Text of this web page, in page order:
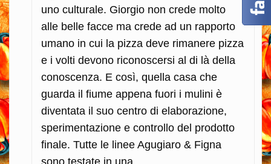
uno culturale. Giorgio non crede molto
alle belle facce ma crede ad un rapporto
umano in cui la pizza deve rimanere pizza
e i volti devono riconoscersi al di là della
conoscenza. E così, quella casa che
guarda il fiume appena fuori i mulini è
diventata il suo centro di elaborazione,
sperimentazione e controllo del prodotto
finale. Tutte le linee Agugiaro & Figna